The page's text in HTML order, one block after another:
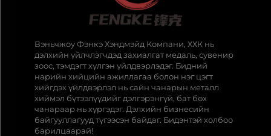
Вэньчжоу Фэнкэ Хэндмэйд Компани, ХХК нь
дэлхийн үйлчлэгчдэд захиалгат медаль, сувенир
зоос, тэмдэгт хүлгэн үйлдвэрлэдэг. Бидний
нарийн хийцийн ажиллагаа болон нэг цэгт
хийгдэх үйлдвэрлэл нь сайн чанарын металл
хиймэл бүтээлүүдийг дэлгэрэнгүй, бат бөх
чанараар нь хүргэдэг. Дэлхийн бизнесийн
байгууллагууд түгээсэн байдаг. Бидэнтэй холбоо
барилцаарай!